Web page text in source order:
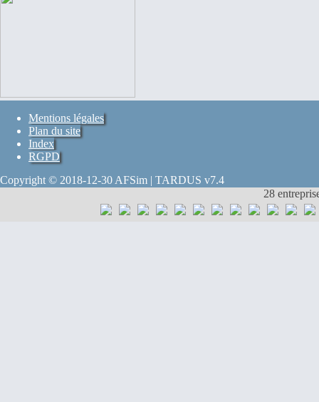
Mentions légales
Plan du site
Index
RGPD
Copyright © 2018-12-30 AFSim | TARDUS v7.4
28